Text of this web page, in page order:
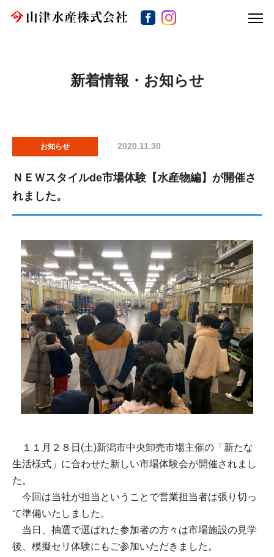
新着情報・お知らせ
お知らせ 2020.11.30
ＮＥＷスタイルde市場体験【水産物編】が開催さ
れました。
１１月２８日(土)新潟市中央卸売市場主催の「新たな
生活様式」に合わせた新しい市場体験会が開催されまし
た。
今回は当社が担当ということで営業担当者は張り切っ
て準備いたしました。
当日、抽選で選ばれた参加者の方々は市場施設の見学
後、模擬セリ体験にもご参加いただきました。